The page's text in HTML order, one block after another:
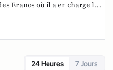
Eranos où il a en charge le
des mutations
de
24 Heures 7 Jours